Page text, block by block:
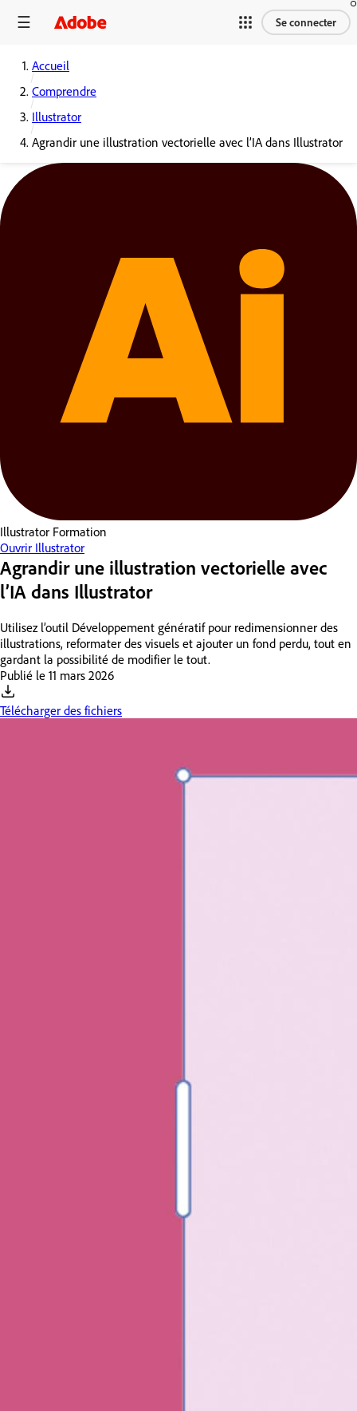
Se connecter
Accueil
Comprendre
Illustrator
Agrandir une illustration vectorielle avec l’IA dans Illustrator
Illustrator Formation
Ouvrir Illustrator
Agrandir une illustration vectorielle avec
l’IA dans Illustrator
Utilisez l’outil Développement génératif pour redimensionner des
illustrations, reformater des visuels et ajouter un fond perdu, tout en
gardant la possibilité de modifier le tout.
Publié le 11 mars 2026
Télécharger des fichiers